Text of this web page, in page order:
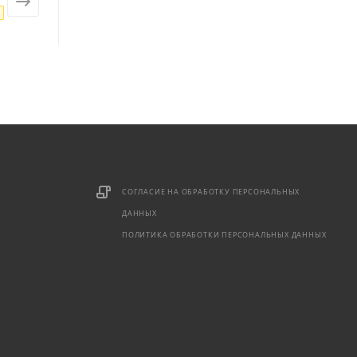
СОГЛАСИЕ НА ОБРАБОТКУ ПЕРСОНАЛЬНЫХ
ДАННЫХ
ПОЛИТИКА ОБРАБОТКИ ПЕРСОНАЛЬНЫХ ДАННЫХ